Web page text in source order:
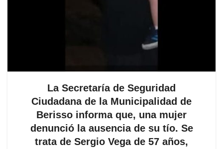
La Secretaría de Seguridad
Ciudadana de la Municipalidad de
Berisso informa que, una mujer
denunció la ausencia de su tío. Se
trata de Sergio Vega de 57 años,